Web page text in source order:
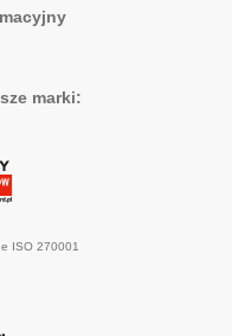
marki:
ISO 270001